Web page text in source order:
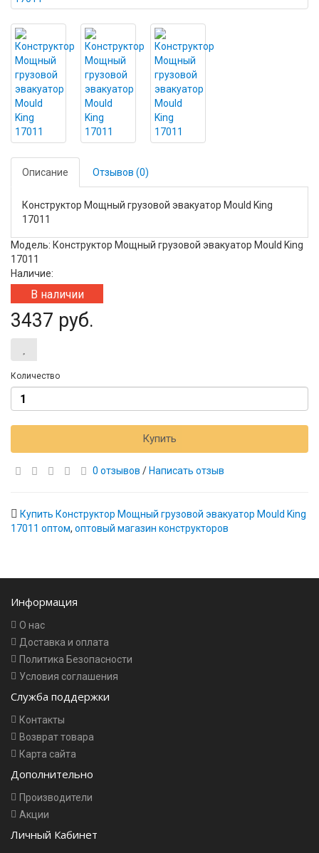
Описание Отзывов (0)
Конструктор Мощный грузовой эвакуатор Mould King
17011
Модель: Конструктор Мощный грузовой эвакуатор Mould King
17011
Наличие:
В наличии
3437 руб.
Количество
Купить
0 отзывов / Написать отзыв
Купить Конструктор Мощный грузовой эвакуатор Mould King
17011 оптом, оптовый магазин конструкторов
Информация
О нас
Доставка и оплата
Политика Безопасности
Условия соглашения
Служба поддержки
Контакты
Возврат товара
Карта сайта
Дополнительно
Производители
Акции
Личный Кабинет